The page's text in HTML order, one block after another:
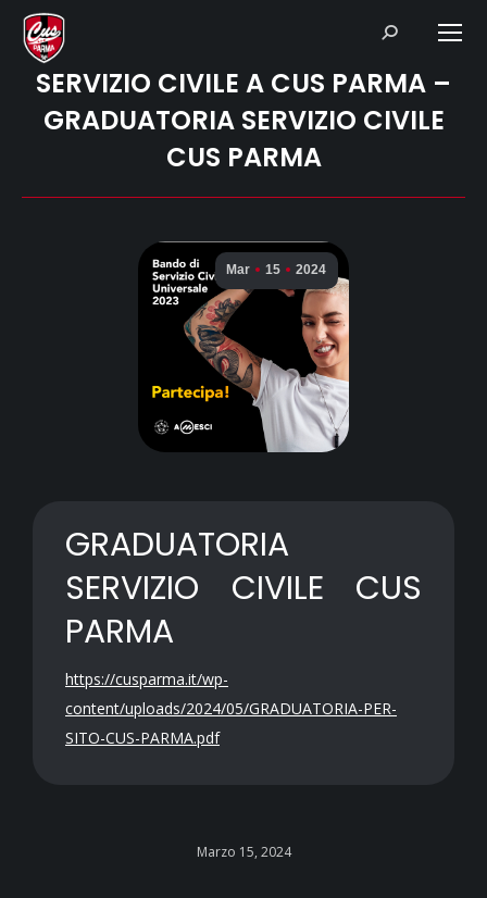
Search:
SERVIZIO CIVILE A CUS PARMA –
GRADUATORIA SERVIZIO CIVILE
CUS PARMA
Mar 15 2024
GRADUATORIA
SERVIZIO CIVILE CUS
PARMA
https://cusparma.it/wp-
content/uploads/2024/05/GRADUATORIA-PER-
SITO-CUS-PARMA.pdf
Marzo 15, 2024